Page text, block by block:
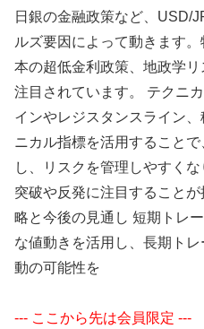
日銀の金融政策など、USD/
ルズ要因によって動きます
本の超低金利政策、地政学
注目されています。 テクニ
インやレジスタンスライン
ニカル指標を活用すること
し、リスクを管理しやすく
突破や反発に注目すること
略と今後の見通し 短期トレ
な値動きを活用し、長期ト
動の可能性を
--- ここから先は会員限定 ---